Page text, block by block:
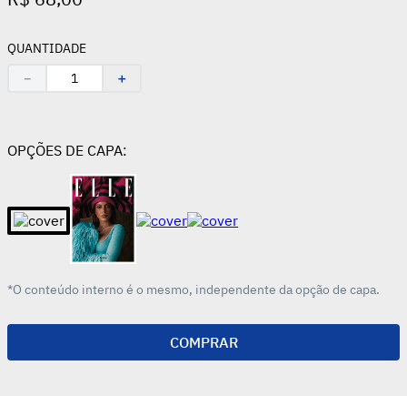
QUANTIDADE
＋
－
OPÇÕES DE CAPA:
*O conteúdo interno é o mesmo, independente da opção de capa.
COMPRAR